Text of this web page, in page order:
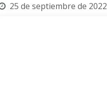
25 de septiembre de 2022